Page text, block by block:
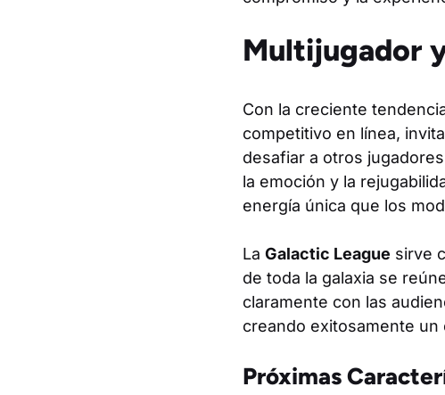
Multijugador
Con la creciente
competitivo en línea,
desafiar a otros
la emoción y la
energía única que los
La Galactic League sirve
de toda la galaxia se
claramente con las
creando exitosamente un
Próximas